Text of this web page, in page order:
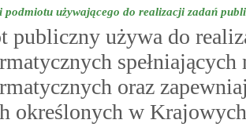
podmiotu używającego do realizacji zadań
publiczny używa do
oraz
określonych w